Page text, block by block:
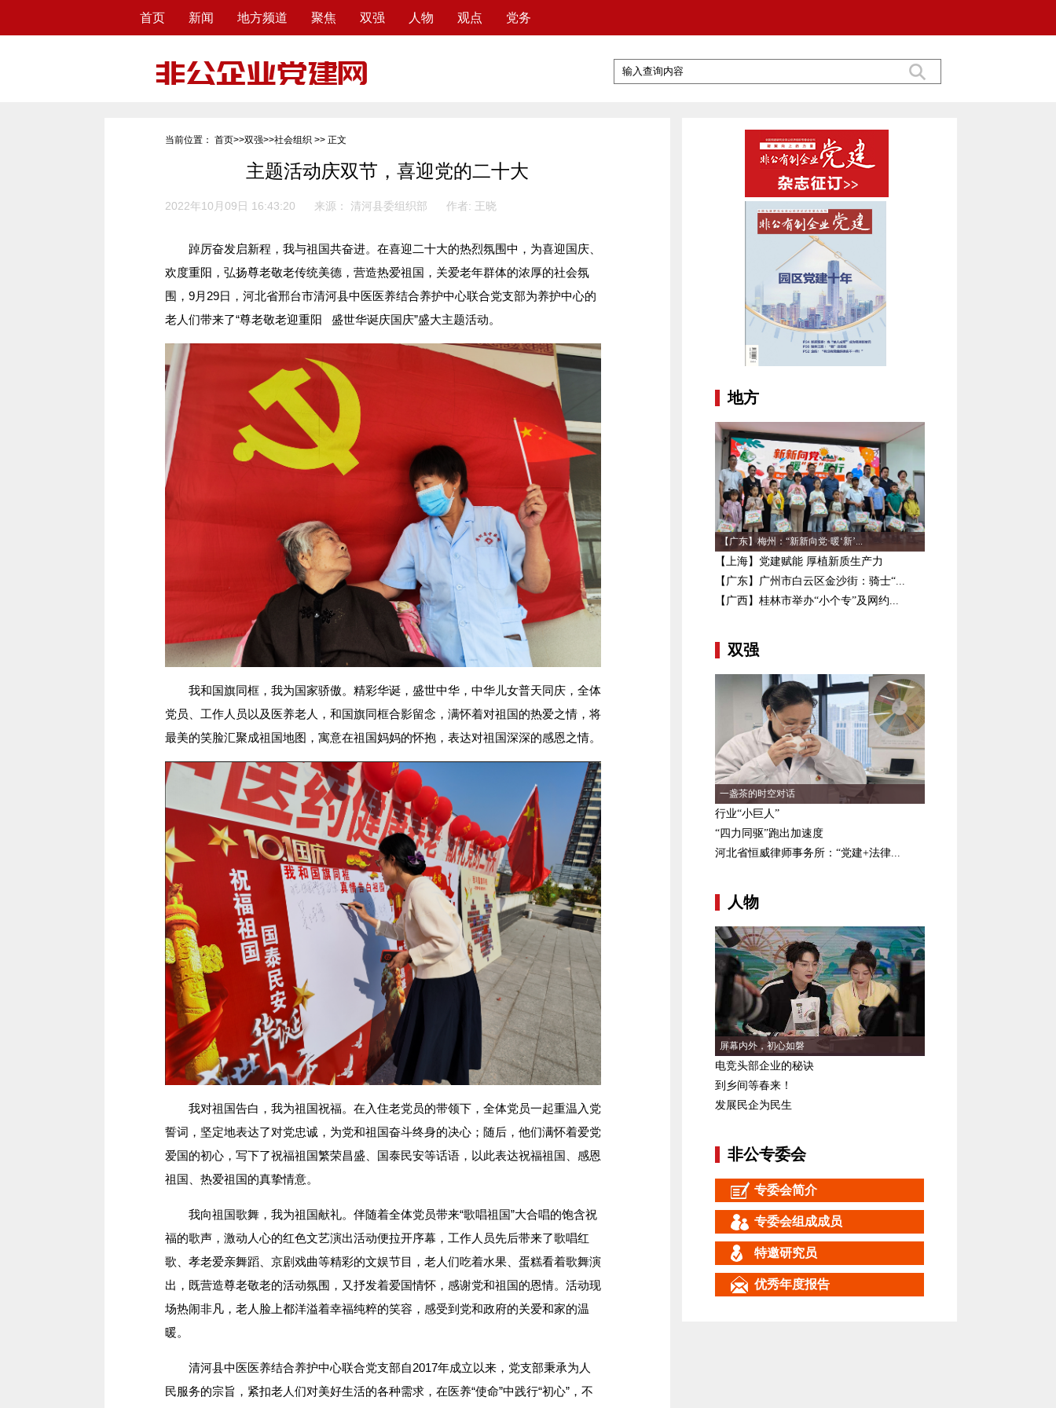
首页 新闻 地方频道 聚焦 双强 人物 观点 党务
当前位置： 首页>>双强>>社会组织 >> 正文
主题活动庆双节，喜迎党的二十大
2022年10月09日 16:43:20 来源： 清河县委组织部 作者: 王晓
踔厉奋发启新程，我与祖国共奋进。在喜迎二十大的热烈氛围中，为喜迎国庆、
欢度重阳，弘扬尊老敬老传统美德，营造热爱祖国，关爱老年群体的浓厚的社会氛
围，9月29日，河北省邢台市清河县中医医养结合养护中心联合党支部为养护中心的
老人们带来了“尊老敬老迎重阳 盛世华诞庆国庆”盛大主题活动。
我和国旗同框，我为国家骄傲。精彩华诞，盛世中华，中华儿女普天同庆，全体
党员、工作人员以及医养老人，和国旗同框合影留念，满怀着对祖国的热爱之情，将
最美的笑脸汇聚成祖国地图，寓意在祖国妈妈的怀抱，表达对祖国深深的感恩之情。
我对祖国告白，我为祖国祝福。在入住老党员的带领下，全体党员一起重温入党
誓词，坚定地表达了对党忠诚，为党和祖国奋斗终身的决心；随后，他们满怀着爱党
爱国的初心，写下了祝福祖国繁荣昌盛、国泰民安等话语，以此表达祝福祖国、感恩
祖国、热爱祖国的真挚情意。
我向祖国歌舞，我为祖国献礼。伴随着全体党员带来“歌唱祖国”大合唱的饱含祝
福的歌声，激动人心的红色文艺演出活动便拉开序幕，工作人员先后带来了歌唱红
歌、孝老爱亲舞蹈、京剧戏曲等精彩的文娱节目，老人们吃着水果、蛋糕看着歌舞演
出，既营造尊老敬老的活动氛围，又抒发着爱国情怀，感谢党和祖国的恩情。活动现
场热闹非凡，老人脸上都洋溢着幸福纯粹的笑容，感受到党和政府的关爱和家的温
暖。
清河县中医医养结合养护中心联合党支部自2017年成立以来，党支部秉承为人
民服务的宗旨，紧扣老人们对美好生活的各种需求，在医养“使命”中践行“初心”，不
地方
【广东】梅州：“新新向党·暖‘新’...
【上海】党建赋能 厚植新质生产力
【广东】广州市白云区金沙街：骑士“...
【广西】桂林市举办“小个专”及网约...
双强
一盏茶的时空对话
行业“小巨人”
“四力同驱”跑出加速度
河北省恒威律师事务所：“党建+法律...
人物
屏幕内外，初心如磐
电竞头部企业的秘诀
到乡间等春来！
发展民企为民生
非公专委会
专委会简介
专委会组成成员
特邀研究员
优秀年度报告